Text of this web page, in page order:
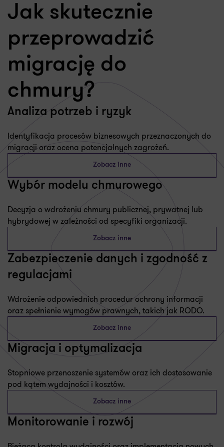
Jak skutecznie
przeprowadzić
migrację do
chmury?
Analiza potrzeb i ryzyk
Identyfikacja procesów biznesowych przeznaczonych do
migracji oraz ocena potencjalnych zagrożeń.
Zobacz inne
Wybór modelu chmurowego
Decyzja o wdrożeniu chmury publicznej, prywatnej lub
hybrydowej w zależności od specyfiki organizacji.
Zobacz inne
Zabezpieczenie danych i zgodność z
regulacjami
Wdrożenie odpowiednich procedur ochrony informacji
oraz spełnienie wymogów prawnych, takich jak RODO.
Zobacz inne
Migracja i optymalizacja
Stopniowe przenoszenie systemów oraz ich dostosowanie
pod kątem wydajności i kosztów.
Zobacz inne
Monitorowanie i rozwój